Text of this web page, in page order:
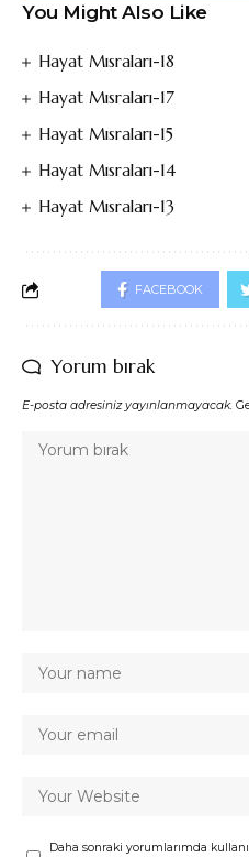
You Might Also Like
Hayat Mısraları-18
Hayat Mısraları-17
Hayat Mısraları-15
Hayat Mısraları-14
Hayat Mısraları-13
FACEBOOK
Yorum bırak
E-posta adresiniz yayınlanmayacak.
Daha sonraki yorumlarımda